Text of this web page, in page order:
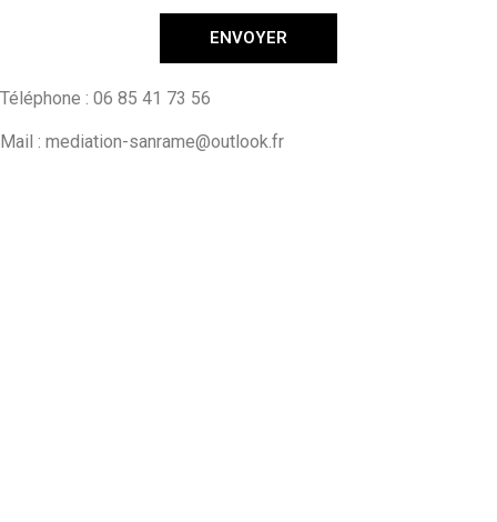
ENVOYER
Téléphone : 06 85 41 73 56
Mail : mediation-sanrame@outlook.fr